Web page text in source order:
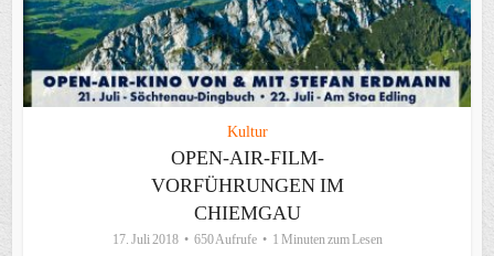
Kultur
OPEN-AIR-FILM-
VORFÜHRUNGEN IM
CHIEMGAU
17. Juli 2018 650 Aufrufe 1 Minuten zum Lesen